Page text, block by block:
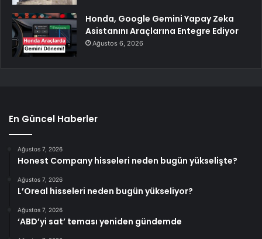
Honda, Google Gemini Yapay Zeka
Asistanını Araçlarına Entegre Ediyor
Ağustos 6, 2026
En Güncel Haberler
Ağustos 7, 2026
Honest Company hisseleri neden bugün yükselişte?
Ağustos 7, 2026
L’Oreal hisseleri neden bugün yükseliyor?
Ağustos 7, 2026
‘ABD’yi sat’ teması yeniden gündemde